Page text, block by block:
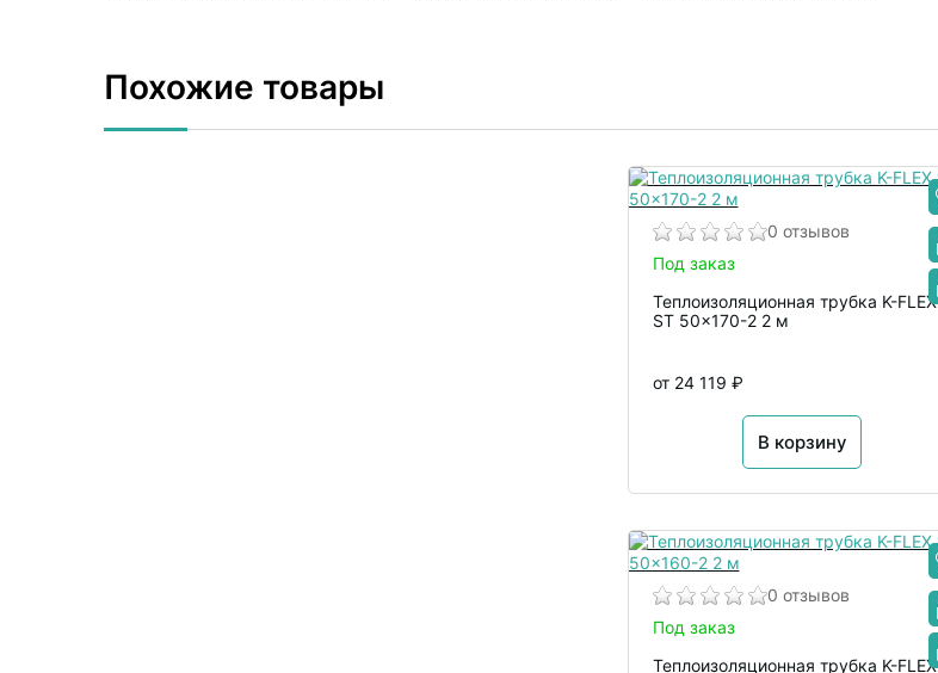
Похожие товары
0 отзывов
Под заказ
Теплоизоляционная трубка K-FLEX
ST 50x170-2 2 м
от 24 119 ₽
В корзину
0 отзывов
Под заказ
Теплоизоляционная трубка K-FLEX